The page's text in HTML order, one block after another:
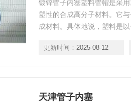
镀锌管子内塞塑料管帽是采
塑性的合成高分子材料。它
成材料。具体地说，塑料是
更新时间： 2025-08-12
天津管子内塞